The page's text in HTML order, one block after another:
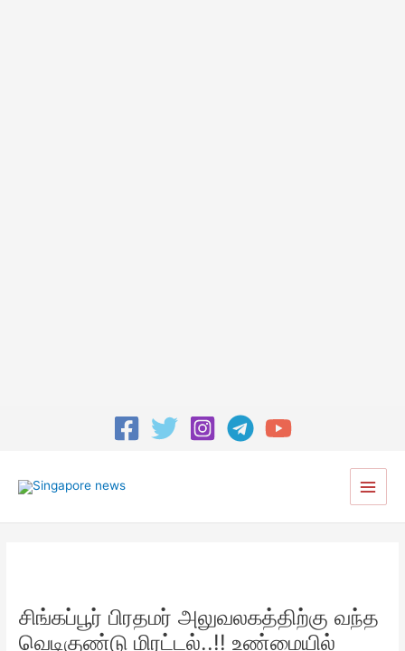
Main
Menu
சிங்கப்பூர் பிரதமர் அலுவலகத்திற்கு வந்த
வெடிகுண்டு மிரட்டல்..!! உண்மையில்